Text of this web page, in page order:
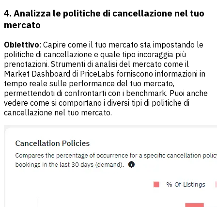
4. Analizza le politiche di cancellazione nel tuo
mercato
Obiettivo: Capire come il tuo mercato sta impostando le
politiche di cancellazione e quale tipo incoraggia più
prenotazioni. Strumenti di analisi del mercato come il
Market Dashboard di PriceLabs forniscono informazioni in
tempo reale sulle performance del tuo mercato,
permettendoti di confrontarti con i benchmark. Puoi anche
vedere come si comportano i diversi tipi di politiche di
cancellazione nel tuo mercato.